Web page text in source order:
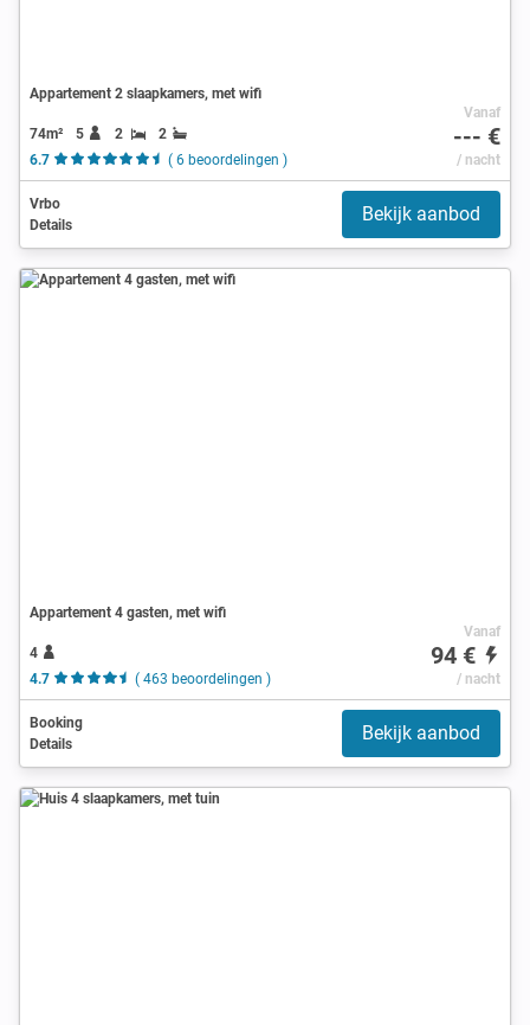
Appartement 2 slaapkamers, met wifi
74m² 5 2
2
6.7
( 6 beoordelingen )
Vanaf
--- €
/ nacht
Vrbo
Details
Bekijk aanbod
Appartement 4 gasten, met wifi
4
4.7
( 463 beoordelingen )
Vanaf
94 €
/ nacht
Booking
Details
Bekijk aanbod